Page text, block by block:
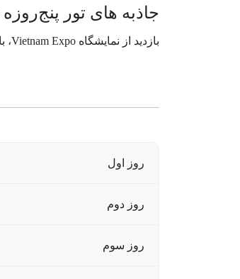
جاذبه های تور
بازدید از نمایشگاه Vietnam Expo، بازار محلی دونگ ژوان، معبد ادبیات، دریاچه هوان کیم، تور فرهنگی ویتنام سنتی
روز اول
روز دوم
روز سوم